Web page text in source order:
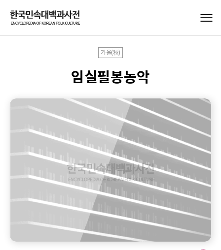
가을(秋)
임실필봉농악